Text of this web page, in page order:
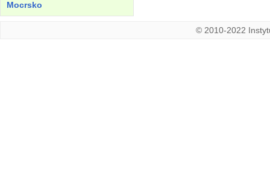
Mocrsko
© 2010-2022